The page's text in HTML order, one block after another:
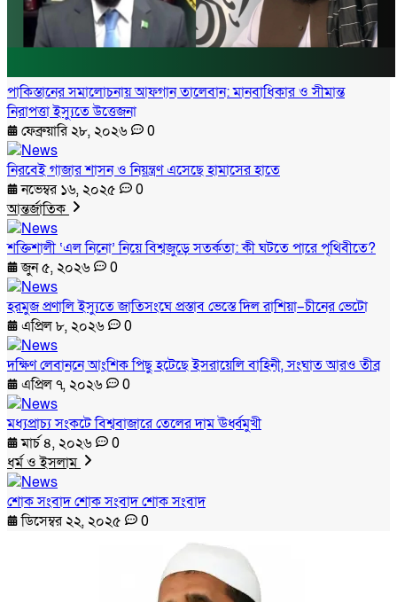
পাকিস্তানের সমালোচনায় আফগান তালেবান: মানবাধিকার ও সীমান্ত
নিরাপত্তা ইস্যুতে উত্তেজনা
ফেব্রুয়ারি ২৮, ২০২৬
0
নিরবেই গাজার শাসন ও নিয়ন্ত্রণ এসেছে হামাসের হাতে
নভেম্বর ১৬, ২০২৫
0
আন্তর্জাতিক
শক্তিশালী ‘এল নিনো’ নিয়ে বিশ্বজুড়ে সতর্কতা: কী ঘটতে পারে পৃথিবীতে?
জুন ৫, ২০২৬
0
হরমুজ প্রণালি ইস্যুতে জাতিসংঘে প্রস্তাব ভেস্তে দিল রাশিয়া–চীনের ভেটো
এপ্রিল ৮, ২০২৬
0
দক্ষিণ লেবাননে আংশিক পিছু হটেছে ইসরায়েলি বাহিনী, সংঘাত আরও তীব্র
এপ্রিল ৭, ২০২৬
0
মধ্যপ্রাচ্য সংকটে বিশ্ববাজারে তেলের দাম ঊর্ধ্বমুখী
মার্চ ৪, ২০২৬
0
ধর্ম ও ইসলাম
শোক সংবাদ শোক সংবাদ শোক সংবাদ
ডিসেম্বর ২২, ২০২৫
0